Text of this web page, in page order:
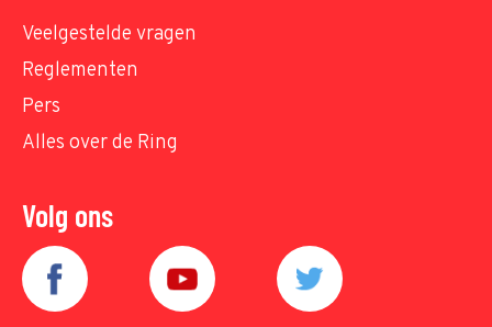
Veelgestelde vragen
Reglementen
Pers
Alles over de Ring
Volg ons